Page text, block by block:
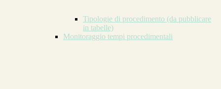
Tipologie di procedimento (da pubblicare
in tabelle)
Monitoraggio tempi procedimentali